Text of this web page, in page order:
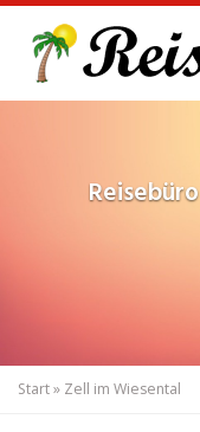
main
Reisebüro
Start» Zell im Wiesental